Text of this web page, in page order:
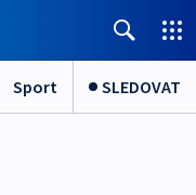
Sport SLEDOVAT